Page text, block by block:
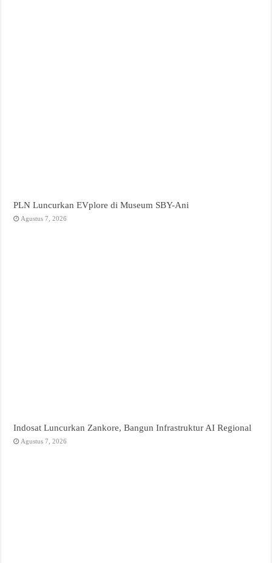
PLN Luncurkan EVplore di Museum SBY-Ani
Agustus 7, 2026
Indosat Luncurkan Zankore, Bangun Infrastruktur AI Regional
Agustus 7, 2026